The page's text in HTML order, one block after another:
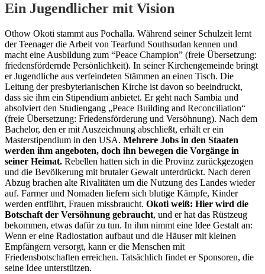
Ein Jugendlicher mit Vision
Othow Okoti stammt aus Pochalla. Während seiner Schulzeit lernt
der Teenager die Arbeit von Tearfund Southsudan kennen und
macht eine Ausbildung zum “Peace Champion” (freie Übersetzung:
friedensfördernde Persönlichkeit). In seiner Kirchengemeinde bringt
er Jugendliche aus verfeindeten Stämmen an einen Tisch. Die
Leitung der presbyterianischen Kirche ist davon so beeindruckt,
dass sie ihm ein Stipendium anbietet. Er geht nach Sambia und
absolviert den Studiengang „Peace Building and Reconciliation“
(freie Übersetzung: Friedensförderung und Versöhnung). Nach dem
Bachelor, den er mit Auszeichnung abschließt, erhält er ein
Masterstipendium in den USA. Mehrere Jobs in den Staaten
werden ihm angeboten, doch ihn bewegen die Vorgänge in
seiner Heimat. Rebellen hatten sich in die Provinz zurückgezogen
und die Bevölkerung mit brutaler Gewalt unterdrückt. Nach deren
Abzug brachen alte Rivalitäten um die Nutzung des Landes wieder
auf. Farmer und Nomaden liefern sich blutige Kämpfe, Kinder
werden entführt, Frauen missbraucht. Okoti weiß: Hier wird die
Botschaft der Versöhnung gebraucht, und er hat das Rüstzeug
bekommen, etwas dafür zu tun. In ihm nimmt eine Idee Gestalt an:
Wenn er eine Radiostation aufbaut und die Häuser mit kleinen
Empfängern versorgt, kann er die Menschen mit
Friedensbotschaften erreichen. Tatsächlich findet er Sponsoren, die
seine Idee unterstützen.